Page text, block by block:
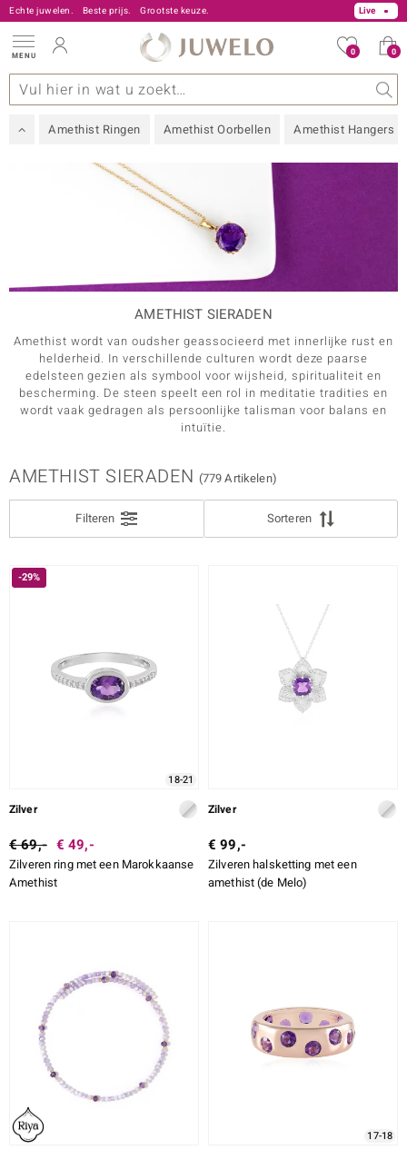
Echte juwelen. Beste prijs. Grootste keuze.
+31 800 250 00 50 +49 30 21 78 26 01 Live
MENU 0 0
Amethist Ringen Amethist Oorbellen Amethist Hangers
Ontwerp Materiaal
Favoriete edelstenen
- Z Algemeen Interessant
aanbiedingen
AMETHIST SIERADEN
Amethist wordt van oudsher geassocieerd met innerlijke rust en
helderheid. In verschillende culturen wordt deze paarse
edelsteen gezien als symbool voor wijsheid, spiritualiteit en
bescherming. De steen speelt een rol in meditatie tradities en
wordt vaak gedragen als persoonlijke talisman voor balans en
intuïtie.
AMETHIST SIERADEN (779 Artikelen)
Sorteren
Filteren
SIERAAD
EDELSTEEN EXACT
MERKEN
% KORTING
SLIJPVORM
SLIJPVORM EXACT
ZETTING
Sluiten
-29%
18-21
Zilver
€ 69,- € 49,-
Zilveren ring met een Marokkaanse
Amethist
Zilver
€ 99,-
Zilveren halsketting met een
amethist (de Melo)
17-18